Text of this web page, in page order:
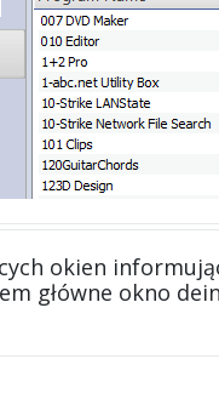
okien
główne okno